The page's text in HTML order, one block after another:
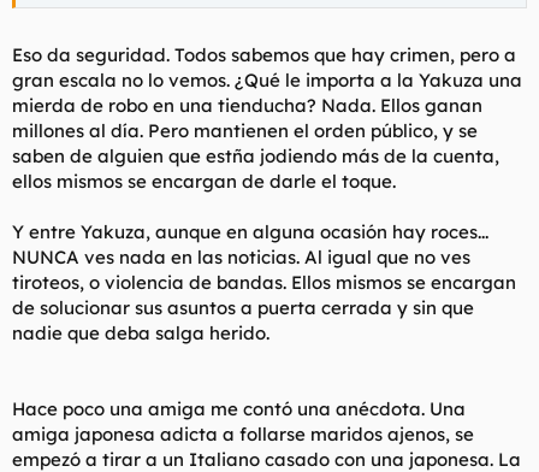
Eso da seguridad. Todos sabemos que hay crimen, pero a
gran escala no lo vemos. ¿Qué le importa a la Yakuza una
mierda de robo en una tienducha? Nada. Ellos ganan
millones al día. Pero mantienen el orden público, y se
saben de alguien que estña jodiendo más de la cuenta,
ellos mismos se encargan de darle el toque.
Y entre Yakuza, aunque en alguna ocasión hay roces...
NUNCA ves nada en las noticias. Al igual que no ves
tiroteos, o violencia de bandas. Ellos mismos se encargan
de solucionar sus asuntos a puerta cerrada y sin que
nadie que deba salga herido.
Hace poco una amiga me contó una anécdota. Una
amiga japonesa adicta a follarse maridos ajenos, se
empezó a tirar a un Italiano casado con una japonesa. La